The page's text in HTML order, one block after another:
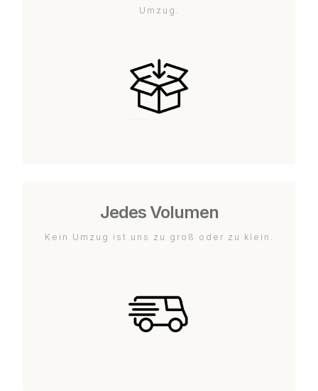
Umzug.
Jedes Volumen
Kein Umzug ist uns zu groß oder zu klein.